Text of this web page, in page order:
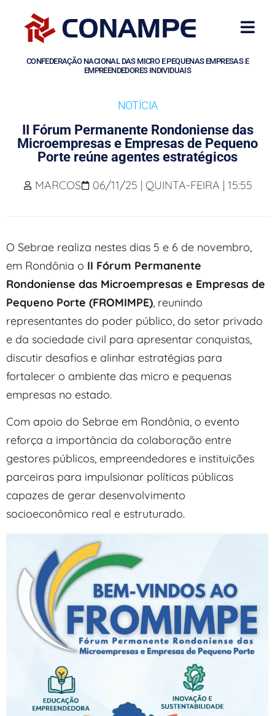
CONFEDERAÇÃO NACIONAL DAS MICRO E PEQUENAS EMPRESAS E
EMPREENDEDORES INDIVIDUAIS
NOTÍCIA
II Fórum Permanente Rondoniense das
Microempresas e Empresas de Pequeno
Porte reúne agentes estratégicos
MARCOS 06/11/25 | QUINTA-FEIRA | 15:55
O Sebrae realiza nestes dias 5 e 6 de novembro,
em Rondônia o II Fórum Permanente
Rondoniense das Microempresas e Empresas de
Pequeno Porte (FROMIMPE), reunindo
representantes do poder público, do setor privado
e da sociedade civil para apresentar conquistas,
discutir desafios e alinhar estratégias para
fortalecer o ambiente das micro e pequenas
empresas no estado.
Com apoio do Sebrae em Rondônia, o evento
reforça a importância da colaboração entre
gestores públicos, empreendedores e instituições
parceiras para impulsionar políticas públicas
capazes de gerar desenvolvimento
socioeconômico real e estruturado.